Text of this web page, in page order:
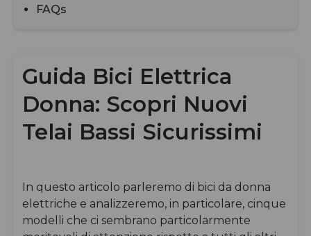
FAQs
Guida Bici Elettrica
Donna: Scopri Nuovi
Telai Bassi Sicurissimi
In questo articolo parleremo di bici da donna
elettriche e analizzeremo, in particolare, cinque
modelli che ci sembrano particolarmente